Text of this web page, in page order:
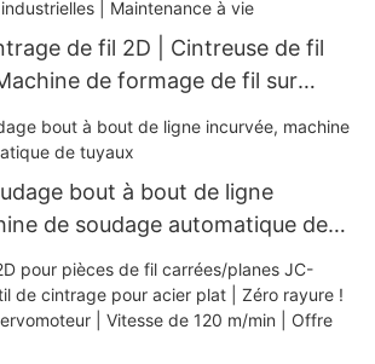
de fil 2D | Cintreuse de fil
de formage de fil sur
multi-formes | Machines
à vie
bout à bout de ligne
de soudage automatique de